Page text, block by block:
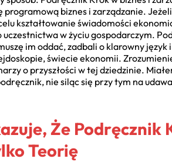
biznes i zarządzanie. Jeżeli
kształtowanie świadomości
w życiu gospodarczym.
im oddać, zadbali o klarowny język
świecie ekonomii.
o przyszłości w tej dziedzinie.
nie siląc się przy tym na
Że Podręcznik
Teorię